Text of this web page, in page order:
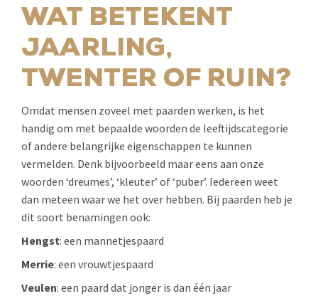
WAT BETEKENT
JAARLING,
TWENTER OF RUIN?
Omdat mensen zoveel met paarden werken, is het
handig om met bepaalde woorden de leeftijdscategorie
of andere belangrijke eigenschappen te kunnen
vermelden. Denk bijvoorbeeld maar eens aan onze
woorden ‘dreumes’, ‘kleuter’ of ‘puber’. Iedereen weet
dan meteen waar we het over hebben. Bij paarden heb je
dit soort benamingen ook:
Hengst: een mannetjespaard
Merrie: een vrouwtjespaard
Veulen: een paard dat jonger is dan één jaar